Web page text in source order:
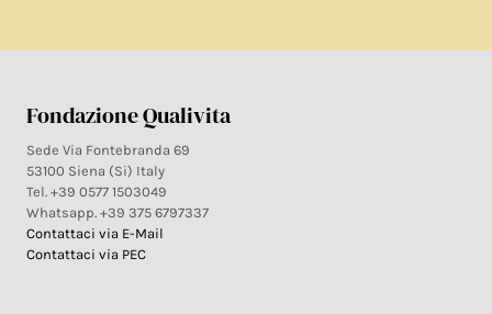
Fondazione Qualivita
Sede Via Fontebranda 69
53100 Siena (Si) Italy
Tel. +39 0577 1503049
Whatsapp. +39 375 6797337
Contattaci via E-Mail
Contattaci via PEC